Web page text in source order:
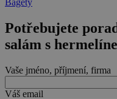
Potřebujete
salám s
Vaše jméno, příjmení, firma
Váš email